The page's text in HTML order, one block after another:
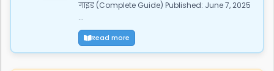
गाइड (Complete Guide) Published: June 7, 2025
...
Read more